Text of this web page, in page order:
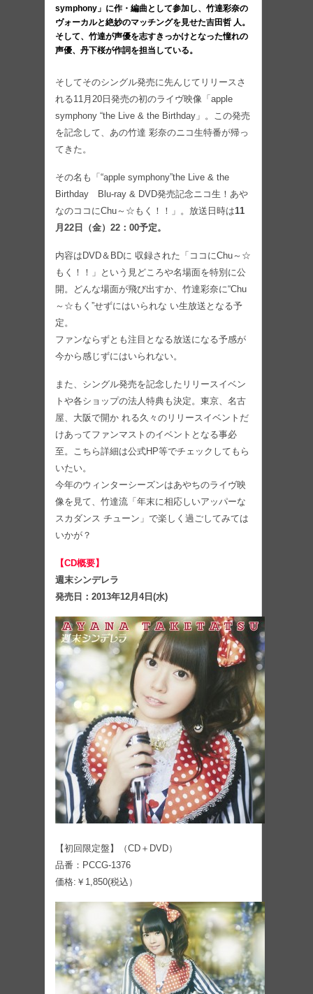
symphony」に作・編曲として参加し、竹達彩奈の
ヴォーカルと絶妙のマッチングを見せた吉田哲 人。
そして、竹達が声優を志すきっかけとなった憧れの
声優、丹下桜が作詞を担当している。
そしてそのシングル発売に先んじてリリースさ
れる11月20日発売の初のライヴ映像「apple
symphony “the Live & the Birthday」。この発売
を記念して、あの竹達 彩奈のニコ生特番が帰っ
てきた。
その名も「“apple symphony”the Live & the
Birthday Blu-ray & DVD発売記念ニコ生！あや
なのココにChu～☆もく！！」。放送日時は11
月22日（金）22：00予定。
内容はDVD＆BDに 収録された「ココにChu～☆
もく！！」という見どころや名場面を特別に公
開。どんな場面が飛び出すか、竹達彩奈に“Chu
～☆もく”せずにはいられな い生放送となる予
定。
ファンならずとも注目となる放送になる予感が
今から感じずにはいられない。
また、シングル発売を記念したリリースイベン
トや各ショップの法人特典も決定。東京、名古
屋、大阪で開か れる久々のリリースイベントだ
けあってファンマストのイベントとなる事必
至。こちら詳細は公式HP等でチェックしてもら
いたい。
今年のウィンターシーズンはあやちのライヴ映
像を見て、竹達流「年末に相応しいアッパーな
スカダンス チューン」で楽しく過ごしてみては
いかが？
【CD概要】
週末シンデレラ
発売日：2013年12月4日(水)
【初回限定盤】（CD＋DVD）
品番：PCCG-1376
価格:￥1,850(税込）